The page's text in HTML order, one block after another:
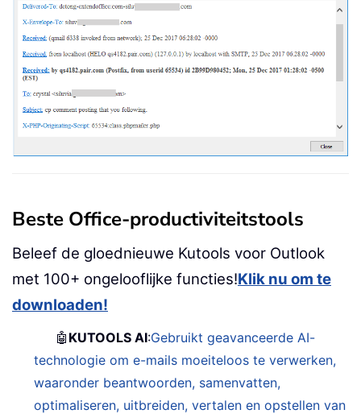
Beste Office-productiviteitstools
Beleef de gloednieuwe Kutools voor Outlook
met 100+ ongelooflijke functies!Klik nu om te
downloaden!
🤖 KUTOOLS AI:Gebruikt geavanceerde AI-
technologie om e-mails moeiteloos te verwerken,
waaronder beantwoorden, samenvatten,
optimaliseren, uitbreiden, vertalen en opstellen van